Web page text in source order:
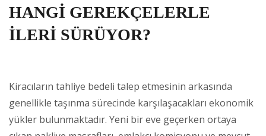
HANGİ GEREKÇELERLE
İLERİ SÜRÜYOR?
Kiracıların tahliye bedeli talep etmesinin arkasında
genellikle taşınma sürecinde karşılaşacakları ekonomik
yükler bulunmaktadır. Yeni bir eve geçerken ortaya